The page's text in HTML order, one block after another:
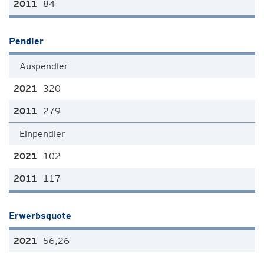
84
Pendler
Auspendler
320
279
Einpendler
102
117
Erwerbsquote
56,26